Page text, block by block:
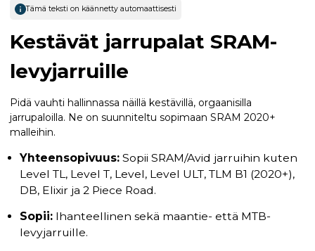
Tämä teksti on käännetty automaattisesti
Kestävät jarrupalat SRAM-
levyjarruille
Pidä vauhti hallinnassa näillä kestävillä, orgaanisilla
jarrupaloilla. Ne on suunniteltu sopimaan SRAM 2020+
malleihin.
Yhteensopivuus: Sopii SRAM/Avid jarruihin kuten
Level TL, Level T, Level, Level ULT, TLM B1 (2020+),
DB, Elixir ja 2 Piece Road.
Sopii: Ihanteellinen sekä maantie- että MTB-
levyjarruille.